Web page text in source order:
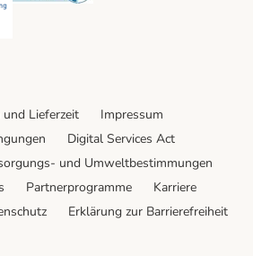
Lieferzeit
Impressum
Digital Services Act
und Umweltbestimmungen
Partnerprogramme
Karriere
Erklärung zur Barrierefreiheit